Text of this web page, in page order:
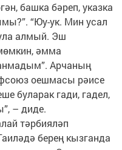
башка бәреп, указка
“Юу-ук. Мин усал
алмый. Эш
әмма
Арчаның
оешмасы рәисе
буларак гади, гадел,
– диде.
тәрбияләп
берең кызганда